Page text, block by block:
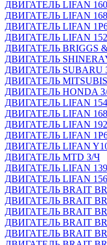
ДВИГАТЕЛЬ LIFAN
ДВИГАТЕЛЬ LIFAN
ДВИГАТЕЛЬ LIFAN
ДВИГАТЕЛЬ LIFAN
ДВИГАТЕЛЬ BRIGGS
ДВИГАТЕЛЬ
ДВИГАТЕЛЬ SUBARU
ДВИГАТЕЛЬ
ДВИГАТЕЛЬ HONDA
ДВИГАТЕЛЬ LIFAN
ДВИГАТЕЛЬ LIFAN
ДВИГАТЕЛЬ LIFAN
ДВИГАТЕЛЬ LIFAN
ДВИГАТЕЛЬ LIFAN
ДВИГАТЕЛЬ MTD З/Ч
ДВИГАТЕЛЬ LIFAN
ДВИГАТЕЛЬ LIFAN
ДВИГАТЕЛЬ BRAIT BR
ДВИГАТЕЛЬ BRAIT BR
ДВИГАТЕЛЬ BRAIT BR
ДВИГАТЕЛЬ BRAIT BR
ДВИГАТЕЛЬ BRAIT BR